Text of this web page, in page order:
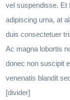
vel suspendisse. Et
adipiscing urna, at
duis consectetuer
Ac magna lobortis
donec non suscipit
venenatis blandit
[divider]